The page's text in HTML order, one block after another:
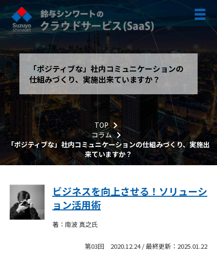
「ポジティブな」社内コミュニケーションの
仕組みづくり、実施出来ていますか？
TOP
コラム
「ポジティブな」社内コミュニケーションの仕組みづくり、実施出
来ていますか？
ビジネスを向上させる！ソリューシ
ョン活用術
著：南波 真之氏
第03回 2020.12.24 / 最終更新：2025.01.22